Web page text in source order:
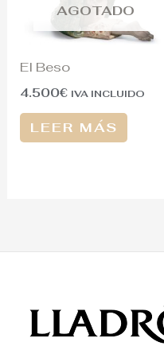
AGOTADO
El Beso
4.500€ IVA INCLUIDO
LEER MÁS